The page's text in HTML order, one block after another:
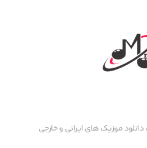
موزیک های ایرانی و خارجی